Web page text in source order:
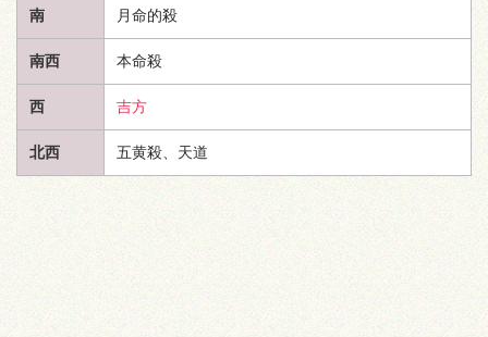
南 月命的殺
南西 本命殺
西 吉方
北西 五黄殺、 天道